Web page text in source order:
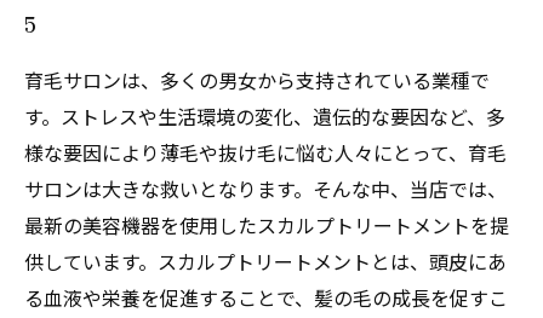
5
育毛サロンは、多くの男女から支持されている業種で
す。ストレスや生活環境の変化、遺伝的な要因など、多
様な要因により薄毛や抜け毛に悩む人々にとって、育毛
サロンは大きな救いとなります。そんな中、当店では、
最新の美容機器を使用したスカルプトリートメントを提
供しています。スカルプトリートメントとは、頭皮にあ
る血液や栄養を促進することで、髪の毛の成長を促すこ